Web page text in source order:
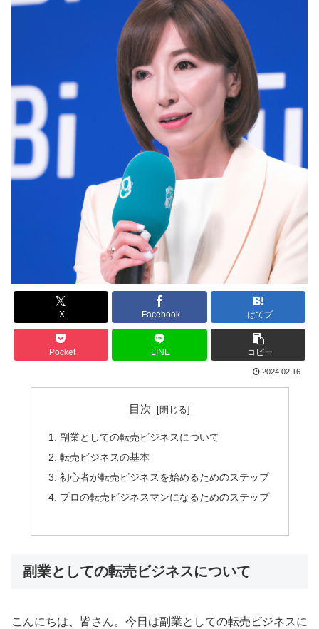
X Facebook はてブ
Pocket LINE コピー
2024.02.16
目次
副業としての転売ビジネスについて
転売ビジネスの基本
初心者が転売ビジネスを始めるためのステップ
プロの転売ビジネスマンになるためのステップ
副業としての転売ビジネスについて
こんにちは、皆さん。今日は副業としての転売ビジネスに